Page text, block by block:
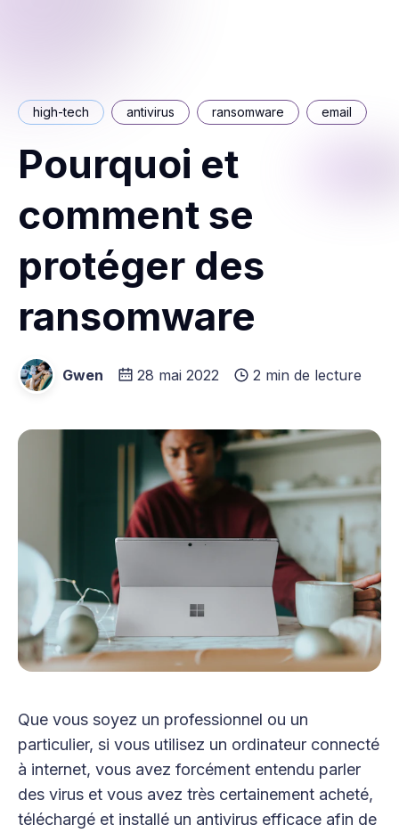
high-tech antivirus ransomware email
Pourquoi et
comment se
protéger des
ransomware
Gwen 28 mai 2022 2 min de lecture
Que vous soyez un professionnel ou un
particulier, si vous utilisez un ordinateur connecté
à internet, vous avez forcément entendu parler
des virus et vous avez très certainement acheté,
téléchargé et installé un antivirus efficace afin de